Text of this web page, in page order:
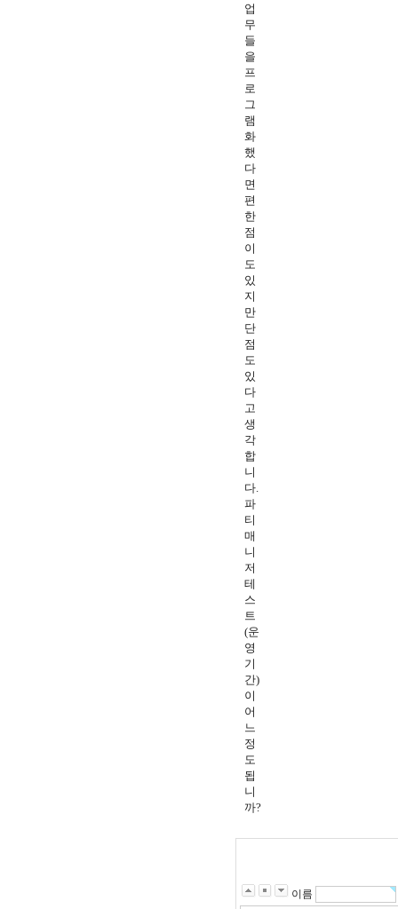
업
무
들
을
프
로
그
램
화
했
다
면
편
한
점
이
도
있
지
만
단
점
도
있
다
고
생
각
합
니
다.
파
티
매
니
저
테
스
트
(운
영
기
간)
이
어
느
정
도
됩
니
까?
이름